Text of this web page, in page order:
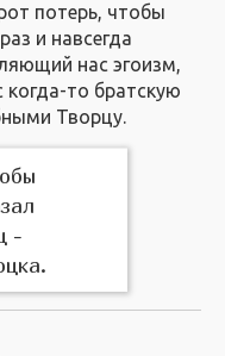
потерь, чтобы
и навсегда
нас эгоизм,
то братскую
Творцу.
-